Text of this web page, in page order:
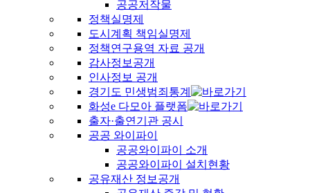
공공저작물
정책실명제
도시계획 책임실명제
정책연구용역 자료 공개
감사정보공개
인사정보 공개
경기도 민생범죄통계
화성e 다모아 플랫폼
출자·출연기관 공시
공공 와이파이
공공와이파이 소개
공공와이파이 설치현황
공유재산 정보공개